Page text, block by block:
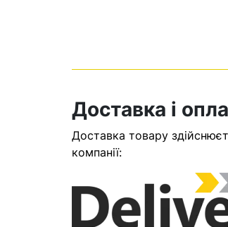
Доставка і
Доставка товару
компанії: